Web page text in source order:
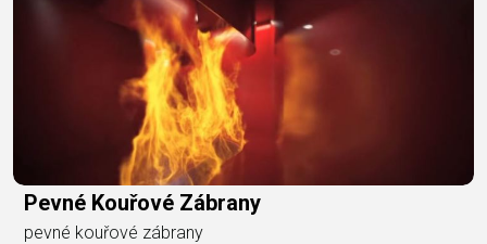
Pevné Kouřové Zábrany
pevné kouřové zábrany